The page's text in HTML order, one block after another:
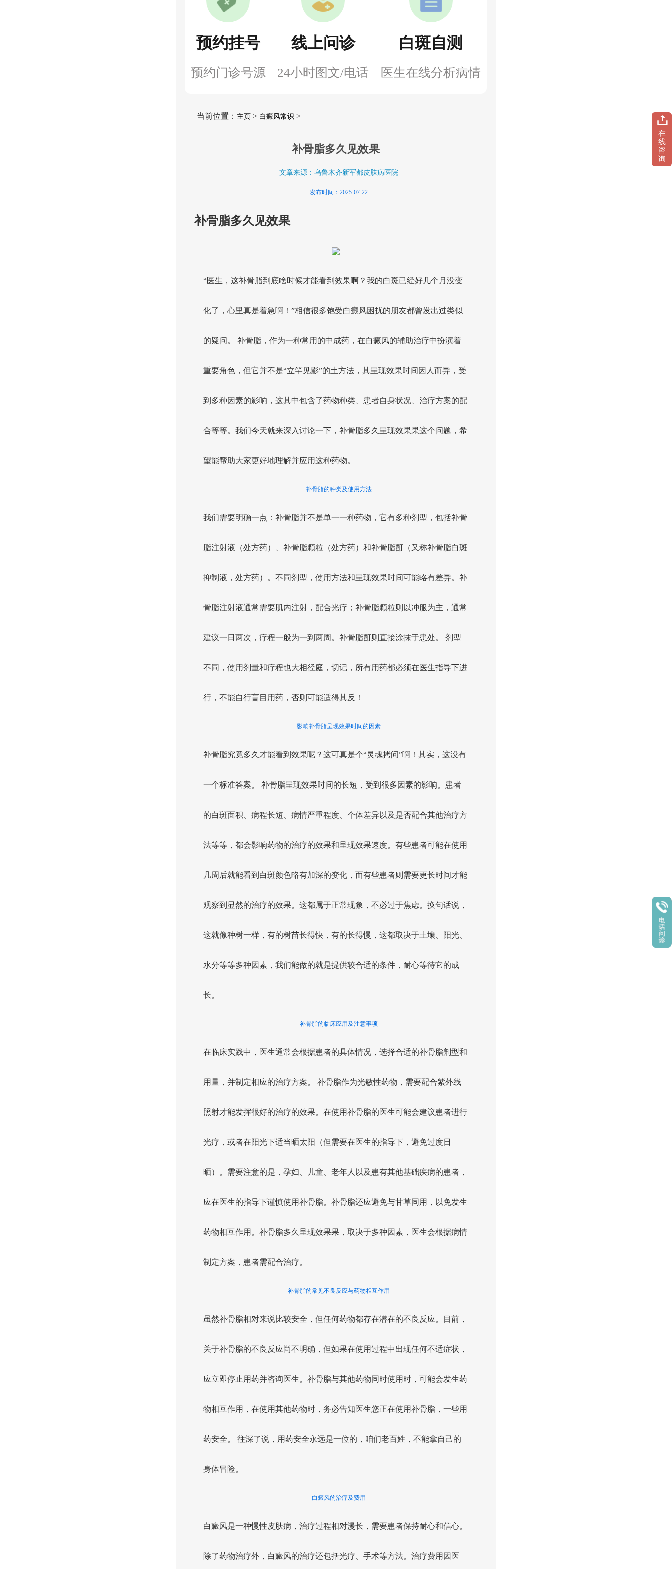
预约挂号
预约门诊号源
线上问诊
24小时图文/电话
白斑自测
医生在线分析病情
当前位置： 主页> 白癜风常识 >
补骨脂多久见效果
文章来源：乌鲁木齐新军都皮肤病医院
发布时间：2025-07-22
补骨脂多久见效果
“医生，这补骨脂到底啥时候才能看到效果啊？我的白斑已经好几个月没变
化了，心里真是着急啊！”相信很多饱受白癜风困扰的朋友都曾发出过类似
的疑问。 补骨脂，作为一种常用的中成药，在白癜风的辅助治疗中扮演着
重要角色，但它并不是“立竿见影”的土方法，其呈现效果时间因人而异，受
到多种因素的影响，这其中包含了药物种类、患者自身状况、治疗方案的配
合等等。我们今天就来深入讨论一下，补骨脂多久呈现效果果这个问题，希
望能帮助大家更好地理解并应用这种药物。
补骨脂的种类及使用方法
我们需要明确一点：补骨脂并不是单一一种药物，它有多种剂型，包括补骨
脂注射液（处方药）、补骨脂颗粒（处方药）和补骨脂酊（又称补骨脂白斑
抑制液，处方药）。不同剂型，使用方法和呈现效果时间可能略有差异。补
骨脂注射液通常需要肌内注射，配合光疗；补骨脂颗粒则以冲服为主，通常
建议一日两次，疗程一般为一到两周。补骨脂酊则直接涂抹于患处。 剂型
不同，使用剂量和疗程也大相径庭，切记，所有用药都必须在医生指导下进
行，不能自行盲目用药，否则可能适得其反！
影响补骨脂呈现效果时间的因素
补骨脂究竟多久才能看到效果呢？这可真是个“灵魂拷问”啊！其实，这没有
一个标准答案。 补骨脂呈现效果时间的长短，受到很多因素的影响。患者
的白斑面积、病程长短、病情严重程度、个体差异以及是否配合其他治疗方
法等等，都会影响药物的治疗的效果和呈现效果速度。有些患者可能在使用
几周后就能看到白斑颜色略有加深的变化，而有些患者则需要更长时间才能
观察到显然的治疗的效果。这都属于正常现象，不必过于焦虑。换句话说，
这就像种树一样，有的树苗长得快，有的长得慢，这都取决于土壤、阳光、
水分等等多种因素，我们能做的就是提供较合适的条件，耐心等待它的成
长。
补骨脂的临床应用及注意事项
在临床实践中，医生通常会根据患者的具体情况，选择合适的补骨脂剂型和
用量，并制定相应的治疗方案。 补骨脂作为光敏性药物，需要配合紫外线
照射才能发挥很好的治疗的效果。在使用补骨脂的医生可能会建议患者进行
光疗，或者在阳光下适当晒太阳（但需要在医生的指导下，避免过度日
晒）。需要注意的是，孕妇、儿童、老年人以及患有其他基础疾病的患者，
应在医生的指导下谨慎使用补骨脂。补骨脂还应避免与甘草同用，以免发生
药物相互作用。补骨脂多久呈现效果果，取决于多种因素，医生会根据病情
制定方案，患者需配合治疗。
补骨脂的常见不良反应与药物相互作用
虽然补骨脂相对来说比较安全，但任何药物都存在潜在的不良反应。目前，
关于补骨脂的不良反应尚不明确，但如果在使用过程中出现任何不适症状，
应立即停止用药并咨询医生。补骨脂与其他药物同时使用时，可能会发生药
物相互作用，在使用其他药物时，务必告知医生您正在使用补骨脂，一些用
药安全。 往深了说，用药安全永远是一位的，咱们老百姓，不能拿自己的
身体冒险。
白癜风的治疗及费用
白癜风是一种慢性皮肤病，治疗过程相对漫长，需要患者保持耐心和信心。
除了药物治疗外，白癜风的治疗还包括光疗、手术等方法。治疗费用因医
在
线
咨
询